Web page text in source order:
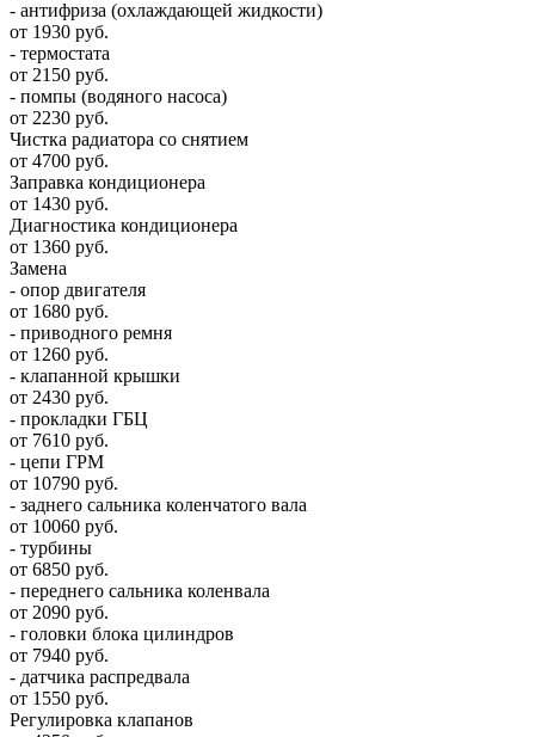
- антифриза (охлаждающей жидкости)
от 1930 руб.
- термостата
от 2150 руб.
- помпы (водяного насоса)
от 2230 руб.
Чистка радиатора со снятием
от 4700 руб.
Заправка кондиционера
от 1430 руб.
Диагностика кондиционера
от 1360 руб.
Замена
- опор двигателя
от 1680 руб.
- приводного ремня
от 1260 руб.
- клапанной крышки
от 2430 руб.
- прокладки ГБЦ
от 7610 руб.
- цепи ГРМ
от 10790 руб.
- заднего сальника коленчатого вала
от 10060 руб.
- турбины
от 6850 руб.
- переднего сальника коленвала
от 2090 руб.
- головки блока цилиндров
от 7940 руб.
- датчика распредвала
от 1550 руб.
Регулировка клапанов